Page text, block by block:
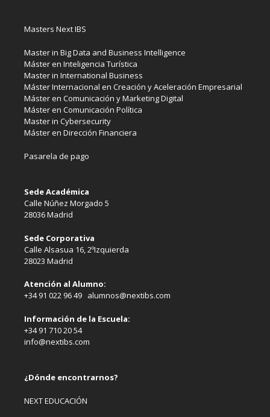
Masters Next IBS
Master in Big Data and Business Intelligence
Máster en Inteligencia Turística
Master in International Business
Máster Internacional en Creación y Aceleración Empresarial
Máster en Comunicación y Marketing Digital
Máster en Comunicación Política
Master in Cybersecurity
Máster en Dirección Financiera
Pasarela de pago
Sede Académica
Calle Núñez Morgado 5
28036 Madrid
Sede Corporativa
Calle Alsasua 16, 2ºIzquierda
28023 Madrid
Atención al Alumno:
+34 91 022 96 49 alumnos@nextibs.com
Información de la Escuela:
+34 91 710 20 54
info@nextibs.com
¿Dónde encontrarnos?
NEXT EDUCACIÓN